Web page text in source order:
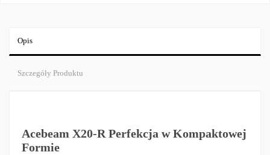
Opis
Szczegóły Produktu
Acebeam X20-R Perfekcja w Kompaktowej
Formie